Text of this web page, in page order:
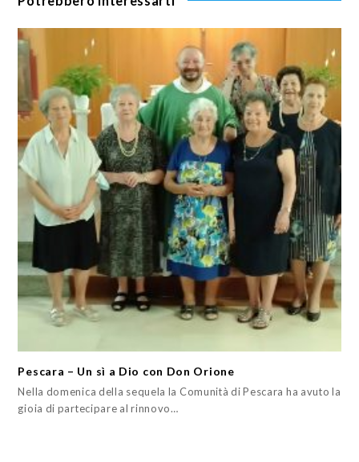
Pescara – Un sì a Dio con Don Orione
Nella domenica della sequela la Comunità di Pescara ha avuto la
gioia di partecipare al rinnovo…